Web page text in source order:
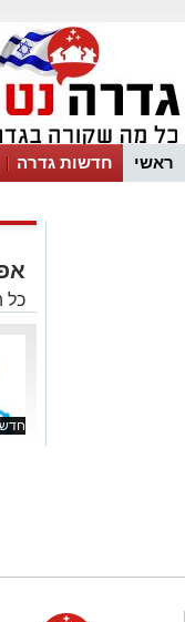
ראשי חדשות גדרה
כל